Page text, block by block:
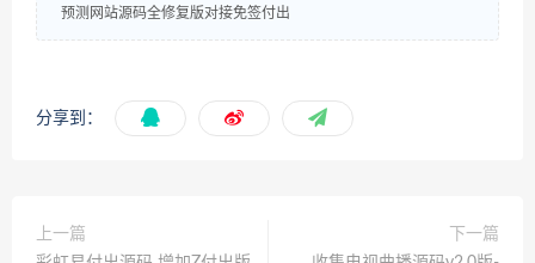
预测网站源码全修复版对接免签付出
分享到：
上一篇
下一篇